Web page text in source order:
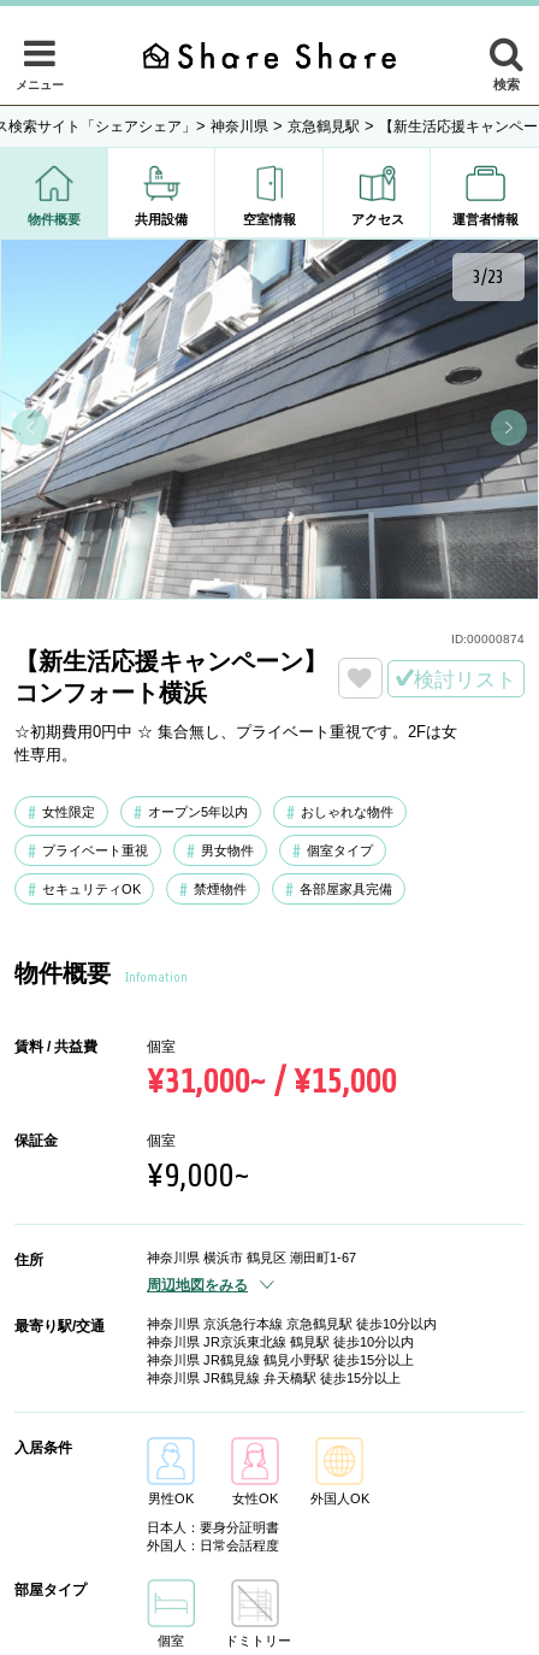
メニュー 検索
検索サイト「シェアシェア」 > 神奈川県 > 京急鶴見駅 > 【新生活応援キャンペ
物件概要 共用設備 空室情報 アクセス 運営者情報
3/23
【新生活応援キャンペーン】
コンフォート横浜
☆初期費用0円中 ☆ 集合無し、プライベート重視です。2Fは女
性専用。
検討リスト
女性限定 オープン5年以内 おしゃれな物件
プライベート重視 男女物件 個室タイプ
セキュリティOK 禁煙物件 各部屋家具完備
ID:00000874
物件概要 Infomation
賃料 / 共益費 個室
¥31,000~ / ¥15,000
保証金 個室
¥9,000~
住所 神奈川県 横浜市 鶴見区 潮田町1-67
周辺地図をみる
最寄り駅/交通
神奈川県 京浜急行本線 京急鶴見駅 徒歩10分以内
神奈川県 JR京浜東北線 鶴見駅 徒歩10分以内
神奈川県 JR鶴見線 鶴見小野駅 徒歩15分以上
神奈川県 JR鶴見線 弁天橋駅 徒歩15分以上
入居条件
男性OK 女性OK
外国人OK
日本人：要身分証明書
外国人：日常会話程度
部屋タイプ
個室 ドミトリー